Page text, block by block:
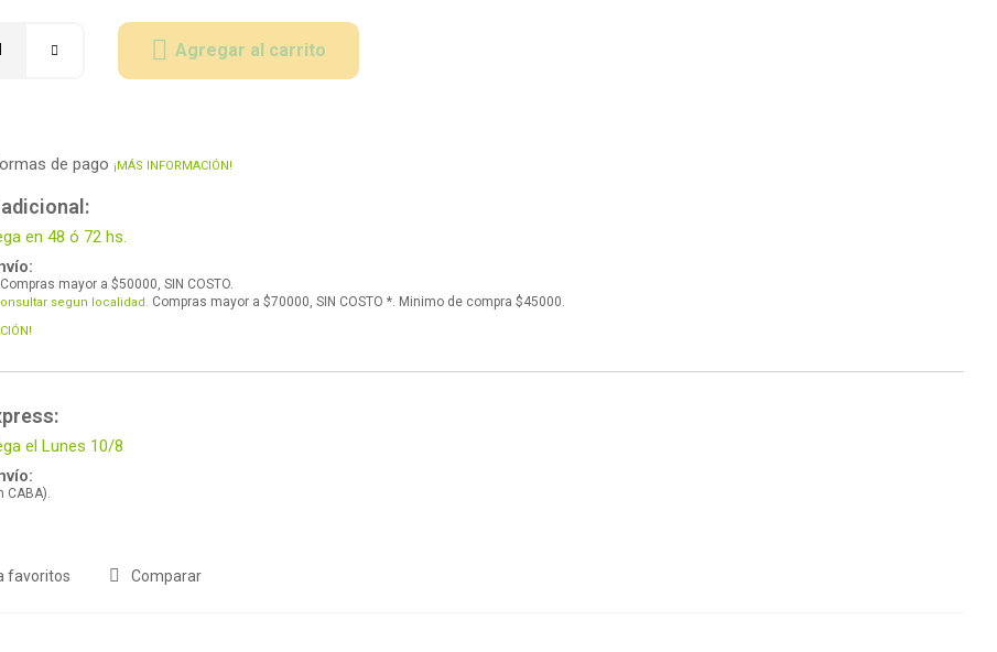
Agregar al carrito
de pago ¡MÁS INFORMACIÓN!
en 48 ó 72 hs.
mayor a $50000, SIN COSTO.
segun localidad. Compras mayor a $70000, SIN COSTO *. Minimo de compra $45000.
el Lunes 10/8
favoritos Comparar